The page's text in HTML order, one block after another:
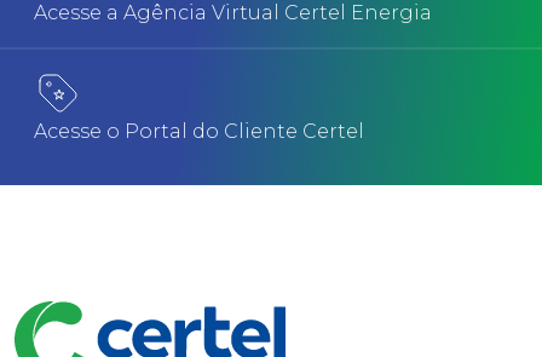
Acesse a Agência Virtual Certel Energia
Acesse o Portal do Cliente Certel